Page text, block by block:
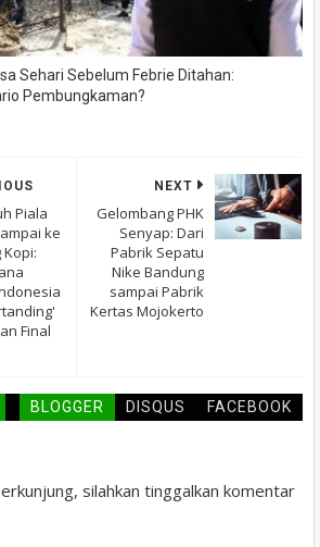
Sehari Sebelum Febrie Ditahan:
Pembungkaman?
NEXT
Gelombang PHK
Senyap: Dari
Pabrik Sepatu
Nike Bandung
sampai Pabrik
Kertas Mojokerto
Piala
ke
Final
BLOGGER DISQUS FACEBOOK
silahkan tinggalkan komentar